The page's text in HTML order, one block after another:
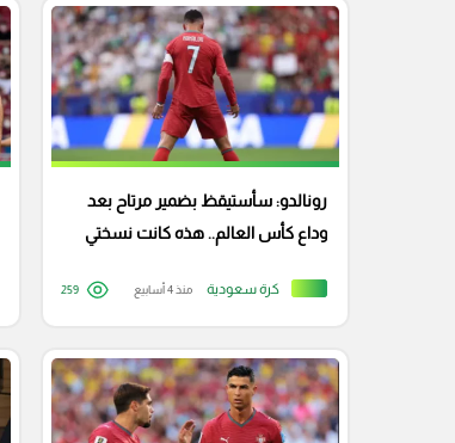
كرة سعودية
رونالدو: سأستيقظ بضمير مرتاح بعد
وداع كأس العالم.. هذه كانت نسختي
منذ 4 أسابيع 259